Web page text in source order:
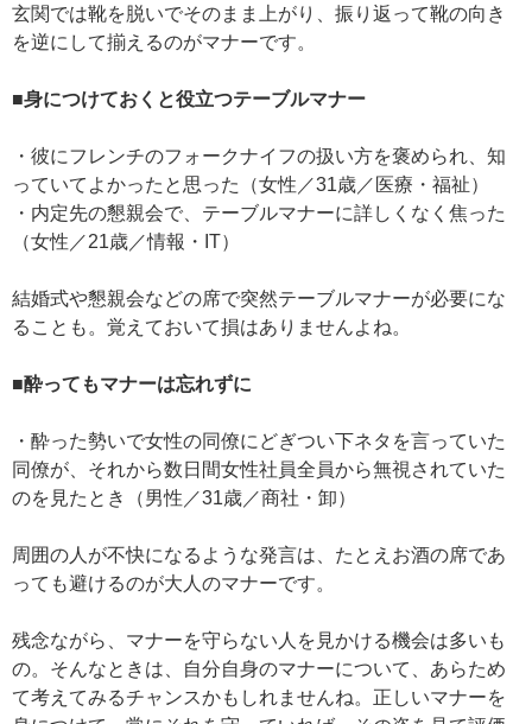
玄関では靴を脱いでそのまま上がり、振り返って靴の向き
を逆にして揃えるのがマナーです。
■身につけておくと役立つテーブルマナー
・彼にフレンチのフォークナイフの扱い方を褒められ、知
っていてよかったと思った（女性／31歳／医療・福祉）
・内定先の懇親会で、テーブルマナーに詳しくなく焦った
（女性／21歳／情報・IT）
結婚式や懇親会などの席で突然テーブルマナーが必要にな
ることも。覚えておいて損はありませんよね。
■酔ってもマナーは忘れずに
・酔った勢いで女性の同僚にどぎつい下ネタを言っていた
同僚が、それから数日間女性社員全員から無視されていた
のを見たとき（男性／31歳／商社・卸）
周囲の人が不快になるような発言は、たとえお酒の席であ
っても避けるのが大人のマナーです。
残念ながら、マナーを守らない人を見かける機会は多いも
の。そんなときは、自分自身のマナーについて、あらため
て考えてみるチャンスかもしれませんね。正しいマナーを